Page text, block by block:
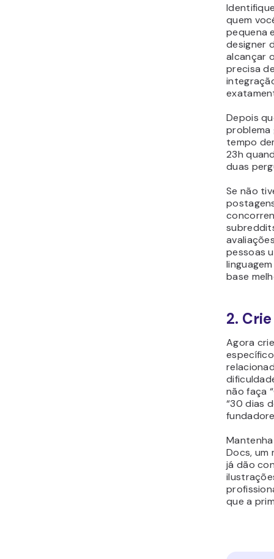
quem
pequena
designer
alcançar
precisa
Depois
problema
tempo
23h
duas
Se não
pessoas
base
2.
Agora
não faça
“30 dias
Docs, um
já dão
que a